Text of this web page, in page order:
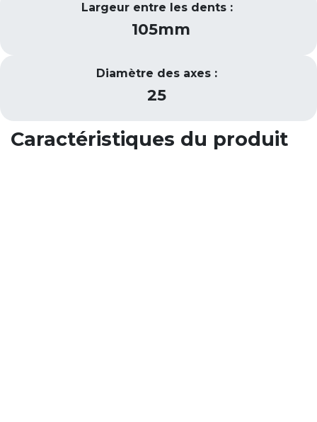
Largeur entre les dents :
105mm
Diamètre des axes :
25
Caractéristiques du produit